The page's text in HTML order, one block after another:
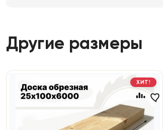
Другие размеры
ХИТ!